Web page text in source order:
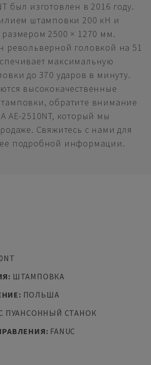
был изготовлен в 2016 году.
штамповки 200 кН и
2500 × 1270 мм.
револьверной головкой на 51
максимальную
до 370 ударов в минуту.
высококачественные
обратите внимание
AE-2510NT, который мы
Свяжитесь с нами для
подробной информации.
: ШТАМПОВКА
: ПОЛЬША
ПУАНСОННЫЙ СТАНОК
: FANUC